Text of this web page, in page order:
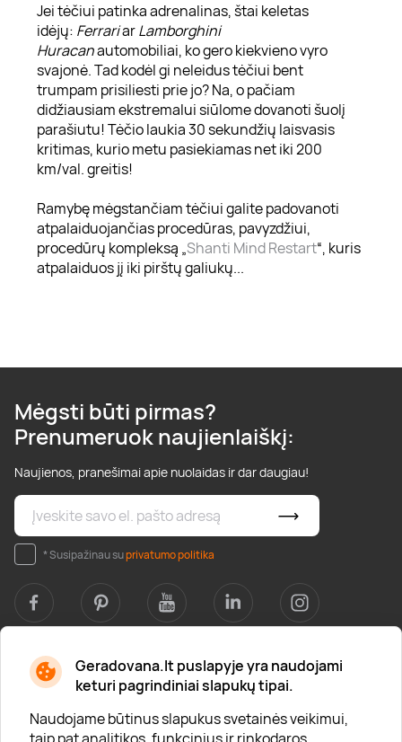
Geradovana.lt puslapyje yra naudojami
keturi pagrindiniai slapukų tipai.
Naudojame būtinus slapukus svetainės veikimui,
Jei tėčiui patinka adrenalinas, štai keletas
idėjų: FerrariarLamborghini
Huracanautomobiliai, ko gero kiekvieno vyro
svajonė. Tad kodėl gi neleidus tėčiui bent
trumpam prisiliesti prie jo? Na, o pačiam
didžiausiam ekstremalui siūlome dovanoti šuolį
parašiutu! Tėčio laukia 30 sekundžių laisvasis
kritimas, kurio metu pasiekiamas net iki 200
km/val. greitis!
Ramybę mėgstančiam tėčiui galite padovanoti
atpalaiduojančias procedūras, pavyzdžiui,
procedūrų kompleksą „Shanti Mind Restart“, kuris
atpalaiduos jį iki pirštų galiukų...
Mėgsti būti pirmas?
Prenumeruok naujienlaiškį:
Naujienos, pranešimai apie nuolaidas ir dar daugiau!
* Susipažinau suprivatumo politika
Apie mus
Apie „Gera Dovana“